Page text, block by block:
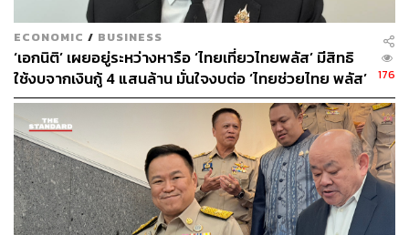
ลูกค้าได้นำไปช้อปสินค้าอุปโภคบริโภคจากซูเปอร์
มาร์เก็ต ร้านสะดวกซื้อ และร้านค้าทั่วไป
สิทธิ์ลุ้นรางวัลใหญ่ ขายอาหารผ่าน GrabFood ฟรี
ตลอด 1 ปี (GP 0%) พร้อมรางวัลพิเศษอื่นๆ อีกมากมาย
รวมมูลค่ากว่า 20 ล้านบาท
ผู้ประกอบการร้านอาหารที่สนใจเข้าร่วมโครงการ ‘ไทยช่วย
ไทยพลัส 60/40’ กับ GrabFood เพื่อรับสิทธิประโยชน์จาก
แคมเปญ ‘GrabFood X ไทยช่วยไทยพลัส 60/40’ สามารถ
ศึกษาข้อตกลงและเงื่อนไขการเข้าร่วมแคมเปญในแอปฯ
ECONOMIC / BUSINESS
‘เอกนิติ’ เผยอยู่ระหว่างหารือ ‘ไทยเที่ยวไทยพลัส’ มีสิทธิ
ใช้งบจากเงินกู้ 4 แสนล้าน มั่นใจงบต่อ ‘ไทยช่วยไทย พลัส’
เฟส 2 มีเพียงพอ
176